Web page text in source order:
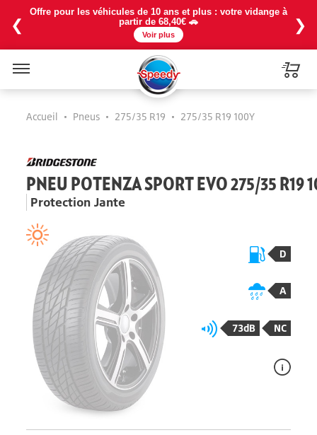
❮
Offre pour les véhicules de 10 ans et plus : votre vidange à
partir de 68,40€ 🚗
Voir plus
❯
Accueil • Pneus • 275/35 R19 • 275/35 R19 100Y
PNEU POTENZA SPORT EVO 275/35 R19
Protection Jante
D
A
73dB NC